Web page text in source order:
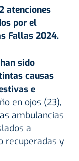
atenciones
por el
Fallas 2024.
sido
causas
e
en ojos (23),
ambulancias
a
recuperadas y